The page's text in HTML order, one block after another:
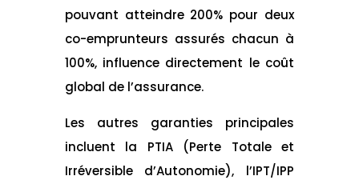
pouvant atteindre 200% pour deux
co-emprunteurs assurés chacun à
100%, influence directement le coût
global de l’assurance.
Les autres garanties principales
incluent la PTIA (Perte Totale et
Irréversible d’Autonomie), l’IPT/IPP